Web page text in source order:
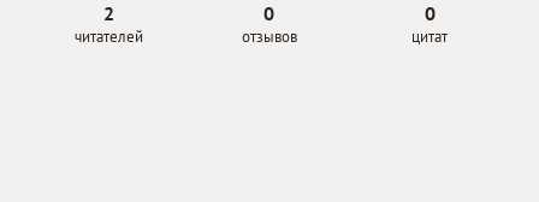
2
читателей
0
отзывов
0
цитат